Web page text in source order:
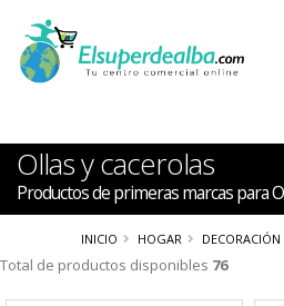
Ollas y cacerolas
Productos de primeras marcas para
INICIO HOGAR DECORACIÓN
Total de productos disponibles 76